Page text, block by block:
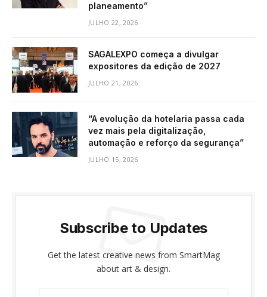
planeamento”
JULHO 22, 2026
SAGALEXPO começa a divulgar
expositores da edição de 2027
JULHO 21, 2026
“A evolução da hotelaria passa cada
vez mais pela digitalização,
automação e reforço da segurança”
JULHO 15, 2026
Subscribe to Updates
Get the latest creative news from SmartMag
about art & design.